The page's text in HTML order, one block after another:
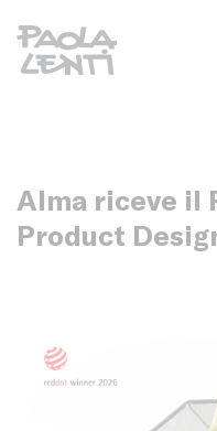
Alma riceve il
Product